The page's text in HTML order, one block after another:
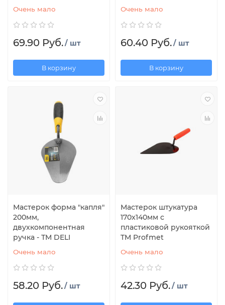
Очень мало
69.90 Руб./ шт
В корзину
Очень мало
60.40 Руб./ шт
В корзину
Мастерок форма "капля"
200мм,
двухкомпонентная
ручка - ТМ DELI
Очень мало
58.20 Руб./ шт
Мастерок штукатура
170x140мм с
пластиковой рукояткой
TM Profmet
Очень мало
42.30 Руб./ шт